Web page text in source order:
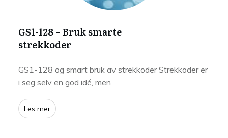
GS1-128 – Bruk smarte
strekkoder
GS1-128 og smart bruk av strekkoder Strekkoder er
i seg selv en god idé, men
Les mer